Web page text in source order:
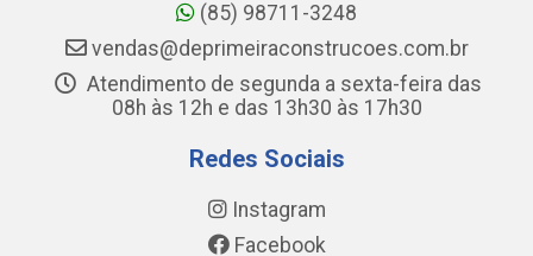
(85) 98711-3248
vendas@deprimeiraconstrucoes.com.br
Atendimento de segunda a sexta-feira das
08h às 12h e das 13h30 às 17h30
Redes Sociais
Instagram
Facebook